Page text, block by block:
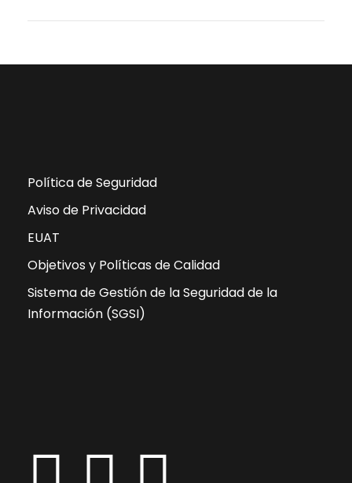
Política de Seguridad
Aviso de Privacidad
EUAT
Objetivos y Políticas de Calidad
Sistema de Gestión de la Seguridad de la
Información (SGSI)